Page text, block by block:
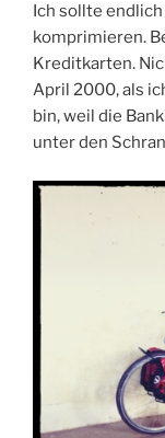
Ich sollte
komprimieren.
Kreditkarten.
April 2000, als
bin, weil die
unter den